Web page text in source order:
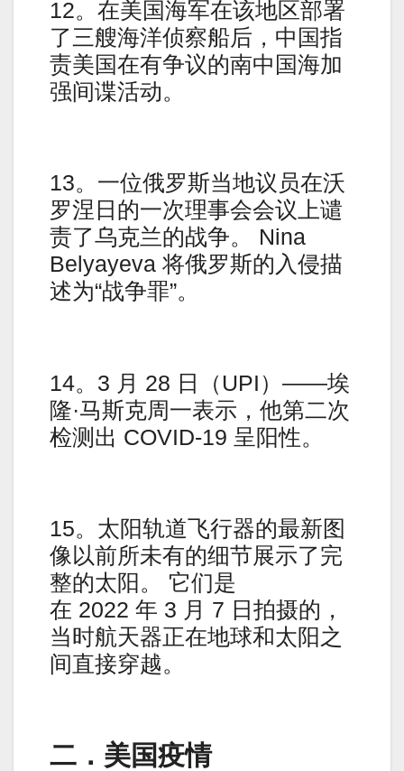
12。在美国海军在该地区部署
了三艘海洋侦察船后，中国指
责美国在有争议的南中国海加
强间谍活动。
13。一位俄罗斯当地议员在沃
罗涅日的一次理事会会议上谴
责了乌克兰的战争。 Nina
Belyayeva 将俄罗斯的入侵描
述为“战争罪”。
14。3 月 28 日（UPI）——埃
隆·马斯克周一表示，他第二次
检测出 COVID-19 呈阳性。
15。太阳轨道飞行器的最新图
像以前所未有的细节展示了完
整的太阳。 它们是
在 2022 年 3 月 7 日拍摄的，
当时航天器正在地球和太阳之
间直接穿越。
二．美国疫情